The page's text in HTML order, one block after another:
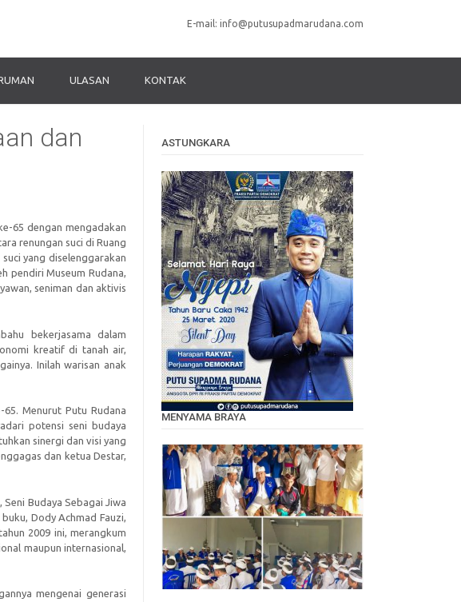
E-mail: info@putusupadmarudana.com
ULASAN KONTAK
dan
65 dengan mengadakan
renungan suci di Ruang
yang diselenggarakan
pendiri Museum Rudana,
seniman dan aktivis
bekerjasama dalam
kreatif di tanah air,
Inilah warisan anak
Menurut Putu Rudana
potensi seni budaya
sinergi dan visi yang
dan ketua Destar,
Budaya Sebagai Jiwa
Dody Achmad Fauzi,
2009 ini, merangkum
maupun internasional,
mengenai generasi
ASTUNGKARA
MENYAMA BRAYA